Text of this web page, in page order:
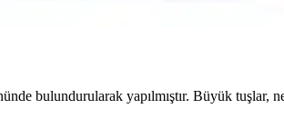
bulundurularak yapılmıştır. Büyük tuşlar,